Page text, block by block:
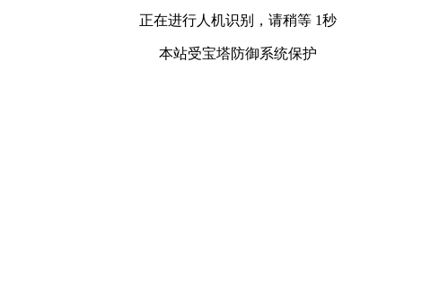
正在进行人机识别，请稍等 1秒
本站受宝塔防御系统保护